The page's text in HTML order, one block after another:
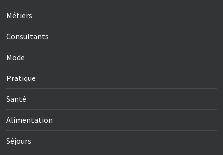
Métiers
Consultants
Mode
Pratique
Santé
Alimentation
Séjours